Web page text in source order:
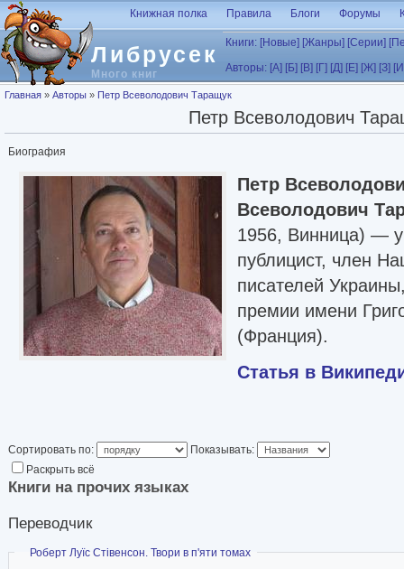
Перейти к основному содержанию
Либрусек
Много книг
Книжная полка Правила Блоги Форумы
Книги: [Новые] [Жанры] [Серии]
Авторы: [А] [Б] [В] [Г] [Д] [Е] [Ж] [З]
Вы здесь
Главная » Авторы » Петр Всеволодович Таращук
Петр Всеволодович
Биография
Петр
Всеволодович
1956, Винница) —
публицист, член
писателей
премии имени
(Франция).
Статья в
Сортировать по:
Показывать:
Раскрыть всё
Книги на прочих языках
Переводчик
Скрыть
Роберт Луїс Стівенсон. Твори в п'яти томах